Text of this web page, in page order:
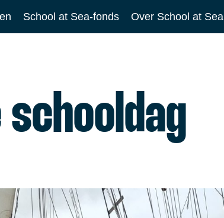
School at Sea-fonds Over School at Sea